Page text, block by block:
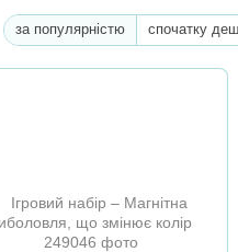
за популярністю спочатку